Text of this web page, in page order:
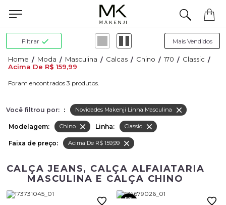
Filtrar
Moda Masculina Calcas Chino 170
Classic
Acima De R$ 159,99
3
Você filtrou por: : Novidades Makenji Linha Masculina
Modelagem: Chino Linha: Classic
Faixa de preço: Acima De R$ 159,99
CALÇA JEANS, CALÇA ALFAIATARIA
MASCULINA E CALÇA CHINO
5%